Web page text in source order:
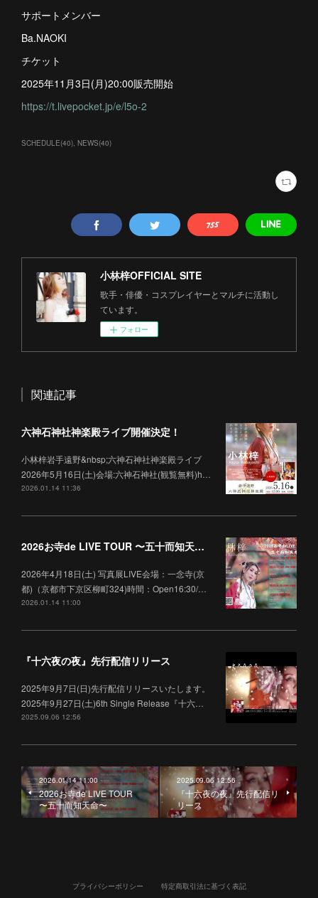
サポートメンバー
Ba.NAOKI
チケット
2025年11月3日(月)20:00販売開始
https://t.livepocket.jp/e/l5o-2
SCHEDULE(40) NEWS(40)
小林梓OFFICIAL SITE
歌手・俳優・コスプレイヤーとマルチに活動し
ています。
フォロー
関連記事
六神石神社神楽殿ライブ開催決定！
小林梓岩手遠野&nbsp;六神石神社神楽殿ライブ
2026年5月16日(土)会場:六神石神社(観覧無料)h…
2026.01.14 11:36
2026お寺de LIVE TOUR 〜五十而知天命〜
2026年4月18日(土) 写真展LIVE会場：一念寺(京
都)（京都市下京区柳町324)時間：Open16:30/…
2026.01.14 11:00
『十六夜の夜』先行配信リリース
2025年9月7日(日)先行配信リリースいたします。
2025年9月27日(土)6th Single Release『十六…
2025.09.06 12:56
2026.01.14 11:00
2026お寺de LIVE TOUR
〜五十而知天命〜
2025.09.06 12:56
『十六夜の夜』先行配信リ
リース
プライバシーポリシー 特定商取引法に基づく表記